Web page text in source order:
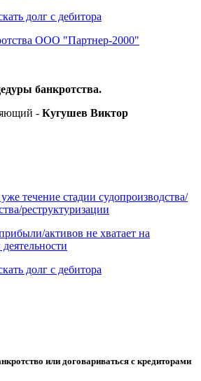
долг с дебитора
ООО "Партнер-2000"
банкротства.
- Кугушев Виктор
течение стадии судопроизводства/
реструктуризации
активов не хватает на
долг с дебитора
или договариваться с кредиторами